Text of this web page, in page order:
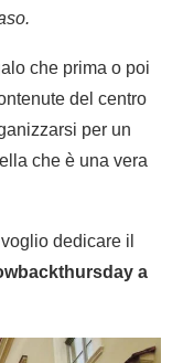
che prima o poi
del centro
per un
che è una vera
dedicare il
a